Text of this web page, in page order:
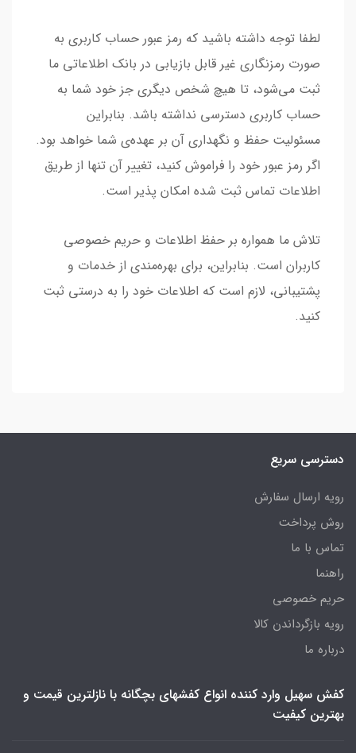
لطفا توجه داشته باشید که رمز عبور حساب کاربری به
صورت رمزنگاری غیر قابل بازیابی در بانک اطلاعاتی ما
ثبت می‌شود، تا هیچ شخص دیگری جز خود شما به
حساب کاربری دسترسی نداشته باشد. بنابراین
مسئولیت حفظ و نگهداری آن بر عهده‌ی شما خواهد بود.
اگر رمز عبور خود را فراموش کنید، تغییر آن تنها از طریق
اطلاعات تماس ثبت شده امکان پذیر است.
تلاش ما همواره بر حفظ اطلاعات و حریم خصوصی
کاربران است. بنابراین، برای بهره‌مندی از خدمات و
پشتیبانی، لازم است که اطلاعات خود را به درستی ثبت
کنید.
دسترسی سریع
رویه ارسال سفارش
روش پرداخت
تماس با ما
راهنما
حریم خصوصی
رویه‌ بازگرداندن کالا
درباره ما
کفش سهیل وارد کننده انواع کفشهای بچگانه با نازلترین قیمت و
بهترین کیفیت